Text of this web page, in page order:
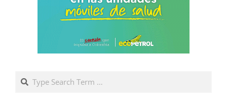
Search